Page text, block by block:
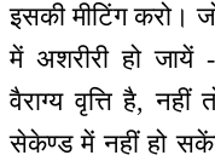
इसकी मीटिंग करो।
में अशरीरी हो
वैराग्य वृत्ति है,
सेकेण्ड में नहीं हो